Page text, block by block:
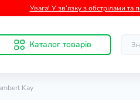
Увага! У зв’язку з обстрілами
Каталог товарів
Kay